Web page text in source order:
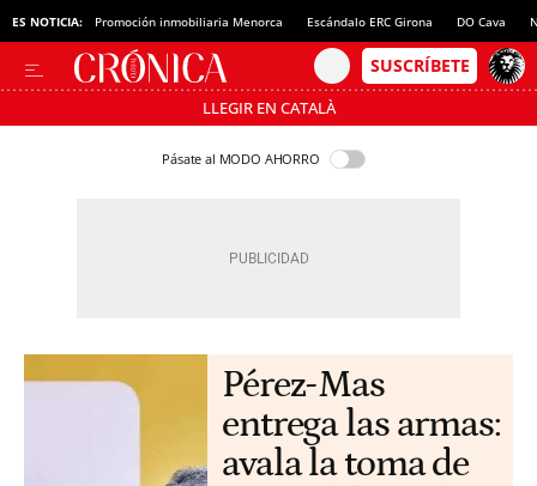
ES NOTICIA: Promoción inmobiliaria Menorca Escándalo ERC Girona DO Cava
LLEGIR EN CATALÀ
Pásate al MODO AHORRO
Pérez-Mas
entrega las armas:
avala la toma de